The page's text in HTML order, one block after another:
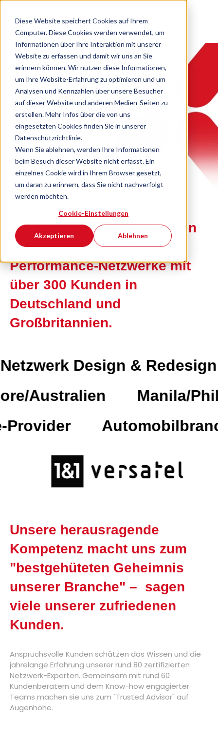
Diese Website speichert Cookies auf Ihrem
Computer. Diese Cookies werden verwendet, um
Informationen über Ihre Interaktion mit unserer
Website zu erfassen und damit wir uns an Sie
erinnern können. Wir nutzen diese Informationen,
um Ihre Website-Erfahrung zu optimieren und um
Analysen und Kennzahlen über unsere Besucher
auf dieser Website und anderen Medien-Seiten zu
erstellen. Mehr Infos über die von uns
eingesetzten Cookies finden Sie in unserer
Datenschutzrichtlinie.
Wenn Sie ablehnen, werden Ihre Informationen
beim Besuch dieser Website nicht erfasst. Ein
einzelnes Cookie wird in Ihrem Browser gesetzt,
um daran zu erinnern, dass Sie nicht nachverfolgt
werden möchten.
Cookie-Einstellungen
Akzeptieren Ablehnen
TOGETHER,
WE UNLEASH
THE POWER
OF DIGITAL
NETWORKS.
Wir sind einer der führenden
Solution Provider für High-
Performance-Netzwerke mit
über 300 Kunden in
Deutschland und
Großbritannien.
Design & Redesign
Australien
Unsere herausragende
Kompetenz macht uns zum
"bestgehüteten Geheimnis
unserer Branche" – sagen
viele unserer zufriedenen
Kunden.
Anspruchsvolle Kunden schätzen das Wissen und die
jahrelange Erfahrung unserer rund 80 zertifizierten
Netzwerk-Experten. Gemeinsam mit rund 60
Kundenberatern und dem Know-how engagierter
Teams machen sie uns zum "Trusted Advisor" auf
Augenhöhe.